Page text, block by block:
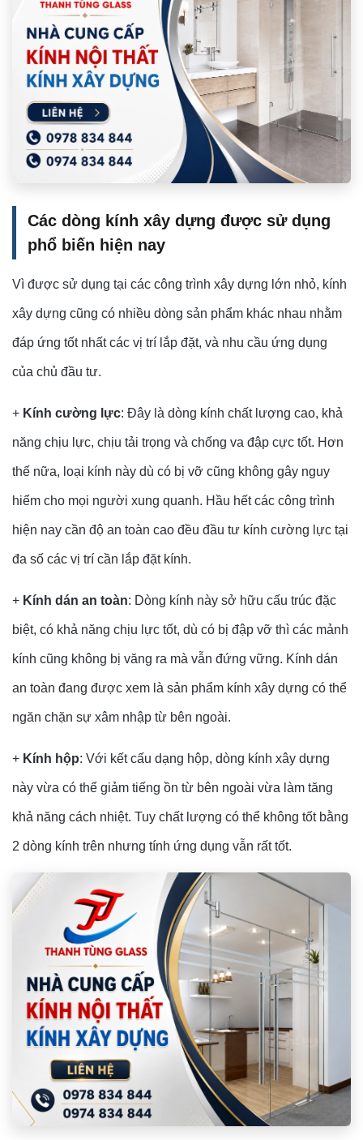
Các dòng kính xây dựng được sử dụng
phổ biến hiện nay
Vì được sử dụng tại các công trình xây dựng lớn nhỏ, kính
xây dựng cũng có nhiều dòng sản phẩm khác nhau nhằm
đáp ứng tốt nhất các vị trí lắp đặt, và nhu cầu ứng dụng
của chủ đầu tư.
+ Kính cường lực: Đây là dòng kính chất lượng cao, khả
năng chịu lực, chịu tải trọng và chống va đập cực tốt. Hơn
thế nữa, loại kính này dù có bị vỡ cũng không gây nguy
hiểm cho mọi người xung quanh. Hầu hết các công trình
hiện nay cần độ an toàn cao đều đầu tư kính cường lực tại
đa số các vị trí cần lắp đặt kính.
+ Kính dán an toàn: Dòng kính này sở hữu cấu trúc đặc
biệt, có khả năng chịu lực tốt, dù có bị đập vỡ thì các mảnh
kính cũng không bị văng ra mà vẫn đứng vững. Kính dán
an toàn đang được xem là sản phẩm kính xây dựng có thể
ngăn chặn sự xâm nhập từ bên ngoài.
+ Kính hộp: Với kết cấu dạng hộp, dòng kính xây dựng
này vừa có thể giảm tiếng ồn từ bên ngoài vừa làm tăng
khả năng cách nhiệt. Tuy chất lượng có thể không tốt bằng
2 dòng kính trên nhưng tính ứng dụng vẫn rất tốt.